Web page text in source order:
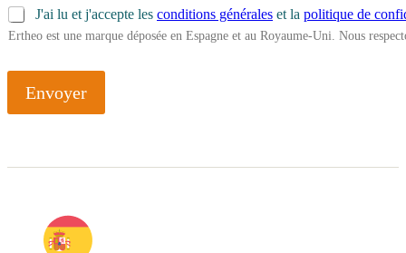
J'ai lu et j'accepte les conditions générales et la politique de
Ertheo est une marque déposée en Espagne et au Royaume-Uni. Nous
Envoyer